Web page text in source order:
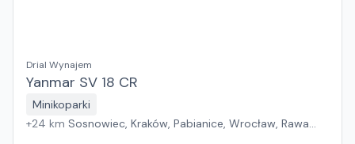
Drial Wynajem
Yanmar SV 18 CR
Minikoparki
+24 km Sosnowiec, Kraków, Pabianice, Wrocław, Rawa